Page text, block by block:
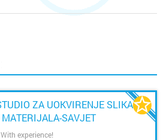
ZA UOKVIRENJE SLIKA I
SAVJET
ZAGREB
experience!